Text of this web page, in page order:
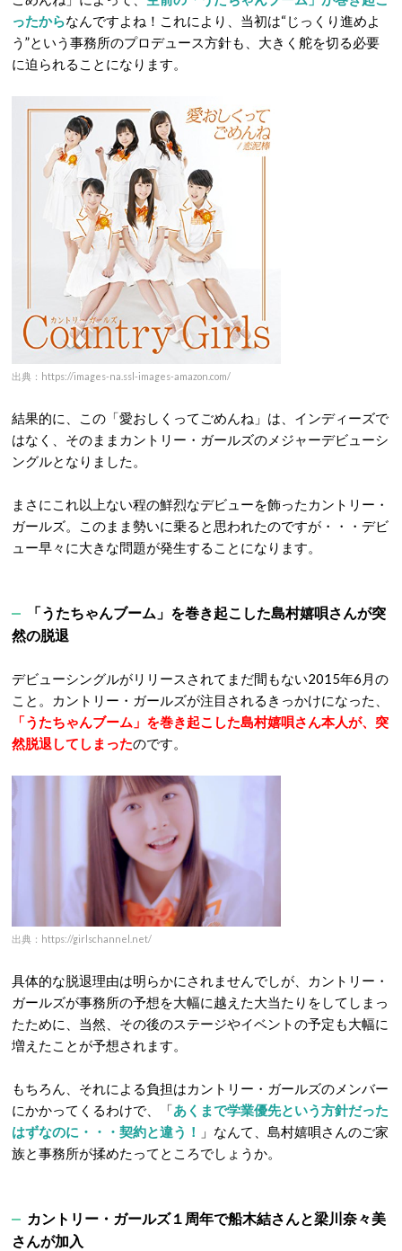
ったからなんですよね！これにより、当初は“じっくり進めよ
う”という事務所のプロデュース方針も、大きく舵を切る必要
に迫られることになります。
出典：https://images-na.ssl-images-amazon.com/
結果的に、この「愛おしくってごめんね」は、インディーズで
はなく、そのままカントリー・ガールズのメジャーデビューシ
ングルとなりました。
まさにこれ以上ない程の鮮烈なデビューを飾ったカントリー・
ガールズ。このまま勢いに乗ると思われたのですが・・・デビ
ュー早々に大きな問題が発生することになります。
「うたちゃんブーム」を巻き起こした島村嬉唄さんが突
然の脱退
デビューシングルがリリースされてまだ間もない2015年6月の
こと。カントリー・ガールズが注目されるきっかけになった、
「うたちゃんブーム」を巻き起こした島村嬉唄さん本人が、突
然脱退してしまったのです。
出典：https://girlschannel.net/
具体的な脱退理由は明らかにされませんでしが、カントリー・
ガールズが事務所の予想を大幅に越えた大当たりをしてしまっ
たために、当然、その後のステージやイベントの予定も大幅に
増えたことが予想されます。
もちろん、それによる負担はカントリー・ガールズのメンバー
にかかってくるわけで、「あくまで学業優先という方針だった
はずなのに・・・契約と違う！
」なんて、島村嬉唄さんのご家
族と事務所が揉めたってところでしょうか。
カントリー・ガールズ１周年で船木結さんと梁川奈々美
さんが加入